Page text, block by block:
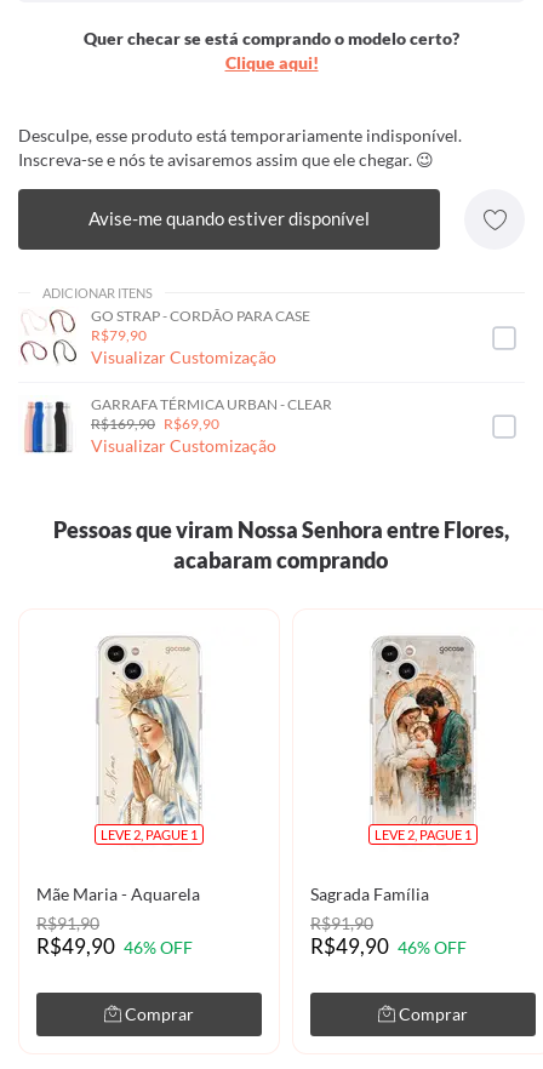
Quer checar se está comprando o modelo certo?
Clique aqui!
Desculpe, esse produto está temporariamente indisponível.
Inscreva-se e nós te avisaremos assim que ele chegar. 😉
Avise-me quando estiver disponível
ADICIONAR ITENS
GO STRAP - CORDÃO PARA CASE
R$79,90
Visualizar Customização
GARRAFA TÉRMICA URBAN - CLEAR
R$169,90 R$69,90
Visualizar Customização
Pessoas que viram Nossa Senhora entre Flores,
acabaram comprando
LEVE 2, PAGUE 1
Mãe Maria - Aquarela
R$91,90
R$49,90 46% OFF
Comprar
LEVE 2, PAGUE 1
Sagrada Família
R$91,90
R$49,90 46% OFF
Comprar